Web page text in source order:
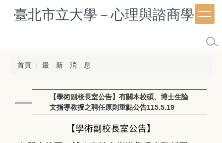
臺北市立大學－心理與諮商學系
首頁 最 新 消 息
【學術副校長室公告】有關本校碩、博士生論
文指導教授之聘任原則重點公告115.5.19
【學術副校長室公告】